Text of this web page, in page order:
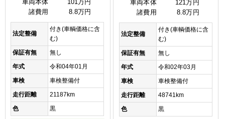
車両本体
101万円
諸費用
8.8万円
法定整備
付き(車輌価格に含
む)
保証有無
無し
年式
令和04年01月
車検
車検整備付
走行距離
21187km
色
黒
車両本体
121万円
諸費用
8.8万円
法定整備
付き(車輌価格に含
む)
保証有無
無し
年式
令和02年03月
車検
車検整備付
走行距離
48741km
色
黒